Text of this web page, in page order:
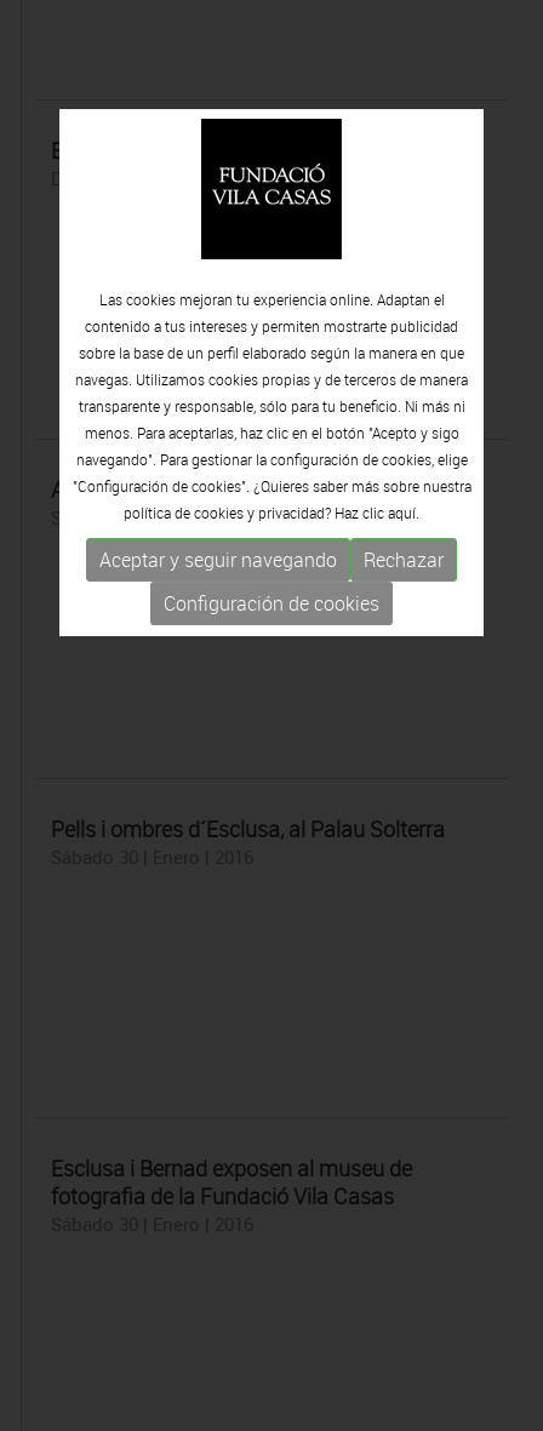
Entre la luz y la sombra
Domingo 31 | Enero | 2016
Agenda cultura
Sábado 30 | Enero | 2016
Pells i ombres d´Esclusa, al Palau Solterra
Esclusa i Bernad exposen al museu de
fotografia de la Fundació Vila Casas
Las cookies mejoran tu experiencia online. Adaptan el
contenido a tus intereses y permiten mostrarte publicidad
sobre la base de un perfil elaborado según la manera en que
navegas. Utilizamos cookies propias y de terceros de manera
transparente y responsable, sólo para tu beneficio. Ni más ni
menos. Para aceptarlas, haz clic en el botón "Acepto y sigo
navegando". Para gestionar la configuración de cookies, elige
"Configuración de cookies". ¿Quieres saber más sobre nuestra
política de cookies y privacidad? Haz clicaquí.
Aceptar y seguir navegando
Rechazar
Configuración de cookies